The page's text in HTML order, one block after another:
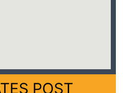
POST